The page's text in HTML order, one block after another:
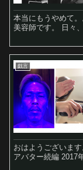
本当にもうやめて
美容師です。 日々
戯言
おはようございま
アバター続編 2017